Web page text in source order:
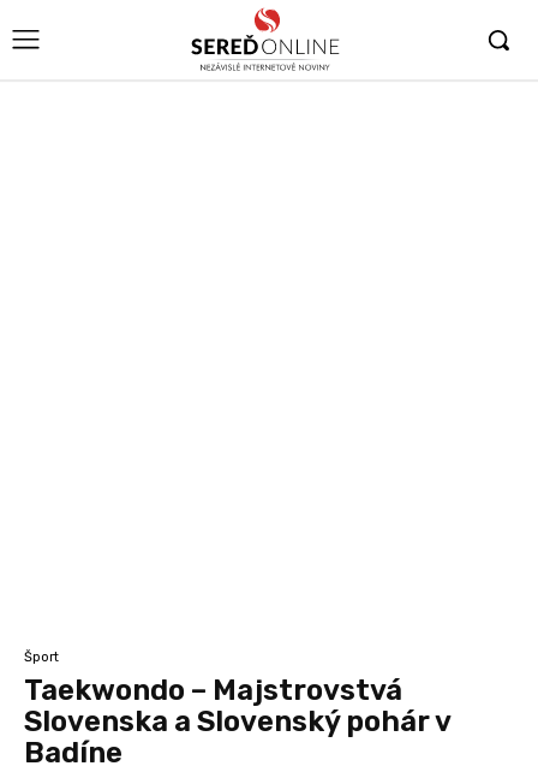
Šport
Taekwondo – Majstrovstvá
Slovenska a Slovenský pohár v
Badíne